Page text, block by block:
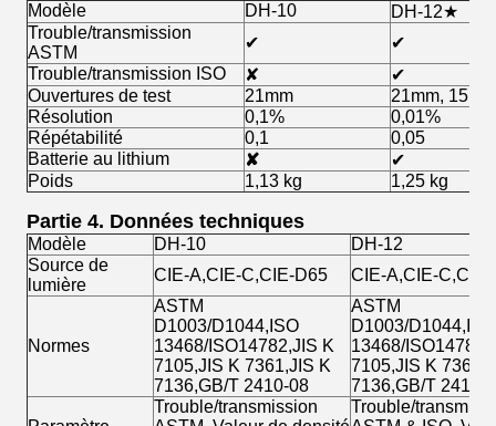
Modèle DH-10
DH-12★
Trouble/transmission
ASTM
✔
✔
Trouble/transmission ISO
✘
✔
Ouvertures de test
21mm
21mm, 15mm
Résolution
0,1%
0,01%
Répétabilité
0,1
0,05
Batterie au lithium
✘
✔
Poids
1,13 kg 1,25 kg
Partie 4. Données techniques
Modèle DH-10
DH-12
Source de
lumière
CIE-A,CIE-C,CIE-D65 CIE-A,CIE-C,CIE-
Normes
ASTM
D1003/D1044,ISO
13468/ISO14782,JIS K
7105,JIS K 7361,JIS K
7136,GB/T 2410-08
ASTM
D1003/D1044,ISO
13468/
7105,JIS K
7136,GB/T 2410-
Trouble/transmission
Trouble/